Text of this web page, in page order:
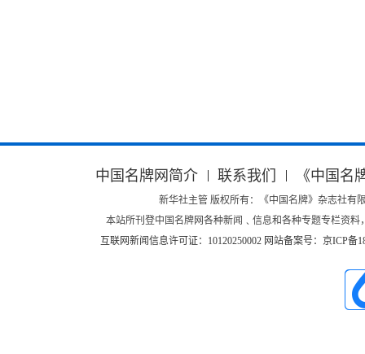
中国名牌网简介 联系我们 《中国名
新华社主管 版权所有：《中国名牌》杂志社有限
本站所刊登中国名牌网各种新闻﹑信息和各种专题专栏资
互联网新闻信息许可证：10120250002 网站备案号：京ICP备